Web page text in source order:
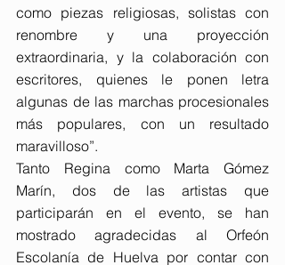
como piezas religiosas, solistas con
renombre y una proyección
extraordinaria, y la colaboración con
escritores, quienes le ponen letra
algunas de las marchas procesionales
más populares, con un resultado
maravilloso”.
Tanto Regina como Marta Gómez
Marín, dos de las artistas que
participarán en el evento, se han
mostrado agradecidas al Orfeón
Escolanía de Huelva por contar con